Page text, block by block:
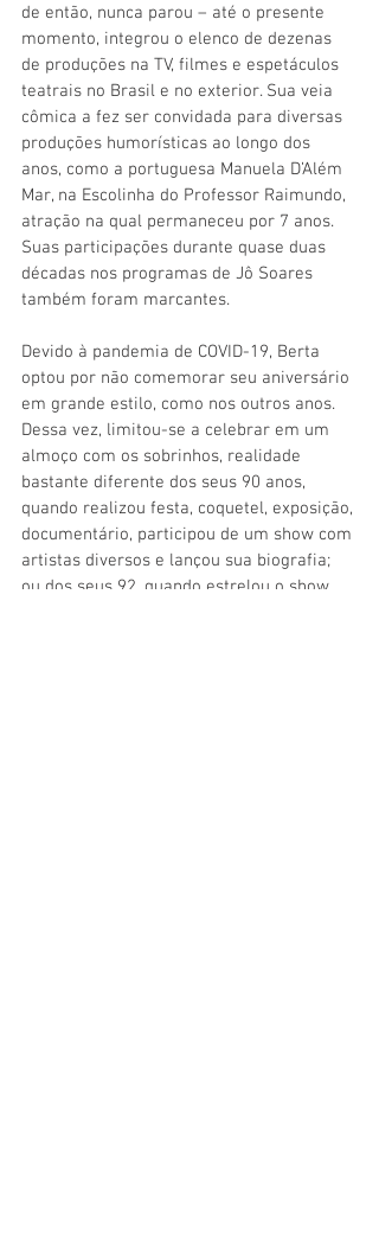
de então, nunca parou – até o presente
momento, integrou o elenco de dezenas
de produções na TV, filmes e espetáculos
teatrais no Brasil e no exterior. Sua veia
cômica a fez ser convidada para diversas
produções humorísticas ao longo dos
anos, como a portuguesa Manuela D’Além
Mar, na Escolinha do Professor Raimundo,
atração na qual permaneceu por 7 anos.
Suas participações durante quase duas
décadas nos programas de Jô Soares
também foram marcantes.
Devido à pandemia de COVID-19, Berta
optou por não comemorar seu aniversário
em grande estilo, como nos outros anos.
Dessa vez, limitou-se a celebrar em um
almoço com os sobrinhos, realidade
bastante diferente dos seus 90 anos,
quando realizou festa, coquetel, exposição,
documentário, participou de um show com
artistas diversos e lançou sua biografia;
ou dos seus 92, quando estrelou o show